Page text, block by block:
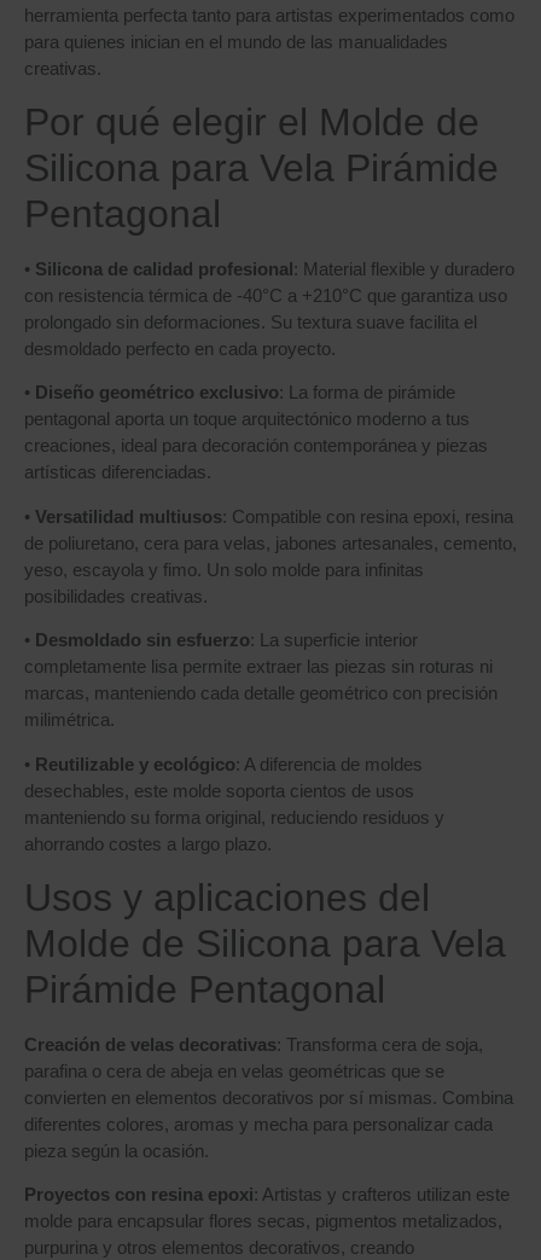
herramienta perfecta tanto para artistas experimentados como
para quienes inician en el mundo de las manualidades
creativas.
Por qué elegir el Molde de
Silicona para Vela Pirámide
Pentagonal
• Silicona de calidad profesional: Material flexible y duradero
con resistencia térmica de -40°C a +210°C que garantiza uso
prolongado sin deformaciones. Su textura suave facilita el
desmoldado perfecto en cada proyecto.
• Diseño geométrico exclusivo: La forma de pirámide
pentagonal aporta un toque arquitectónico moderno a tus
creaciones, ideal para decoración contemporánea y piezas
artísticas diferenciadas.
• Versatilidad multiusos: Compatible con resina epoxi, resina
de poliuretano, cera para velas, jabones artesanales, cemento,
yeso, escayola y fimo. Un solo molde para infinitas
posibilidades creativas.
• Desmoldado sin esfuerzo: La superficie interior
completamente lisa permite extraer las piezas sin roturas ni
marcas, manteniendo cada detalle geométrico con precisión
milimétrica.
• Reutilizable y ecológico: A diferencia de moldes
desechables, este molde soporta cientos de usos
manteniendo su forma original, reduciendo residuos y
ahorrando costes a largo plazo.
Usos y aplicaciones del
Molde de Silicona para Vela
Pirámide Pentagonal
Creación de velas decorativas: Transforma cera de soja,
parafina o cera de abeja en velas geométricas que se
convierten en elementos decorativos por sí mismas. Combina
diferentes colores, aromas y mecha para personalizar cada
pieza según la ocasión.
Proyectos con resina epoxi: Artistas y crafteros utilizan este
molde para encapsular flores secas, pigmentos metalizados,
purpurina y otros elementos decorativos, creando